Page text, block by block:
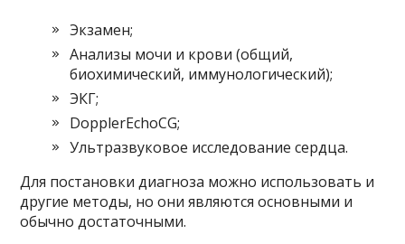
Экзамен;
Анализы мочи и крови (общий,
биохимический, иммунологический);
ЭКГ;
DopplerEchoCG;
Ультразвуковое исследование сердца.
Для постановки диагноза можно использовать и
другие методы, но они являются основными и
обычно достаточными.